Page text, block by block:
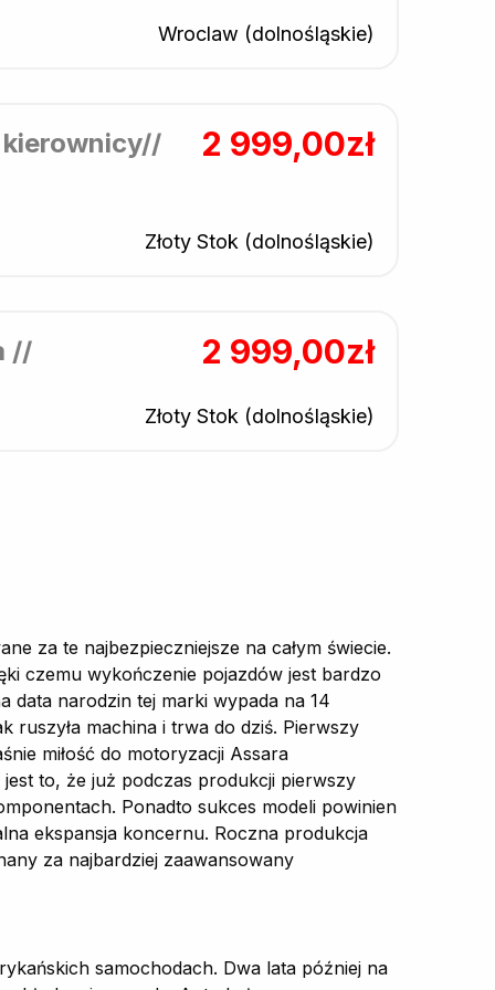
Wroclaw (dolnośląskie)
2 999,00zł
Złoty Stok (dolnośląskie)
2 999,00zł
//
Złoty Stok (dolnośląskie)
za te najbezpieczniejsze na całym świecie.
czemu wykończenie pojazdów jest bardzo
data narodzin tej marki wypada na 14
ruszyła machina i trwa do dziś. Pierwszy
miłość do motoryzacji Assara
jest to, że już podczas produkcji pierwszy
Ponadto sukces modeli powinien
ekspansja koncernu. Roczna produkcja
za najbardziej zaawansowany
samochodach. Dwa lata później na